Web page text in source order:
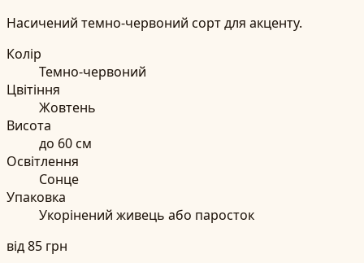
Насичений темно-червоний сорт для акценту.
Колір
Темно-червоний
Цвітіння
Жовтень
Висота
до 60см
Освітлення
Сонце
Упаковка
Укорінений живець або паросток
від85 грн